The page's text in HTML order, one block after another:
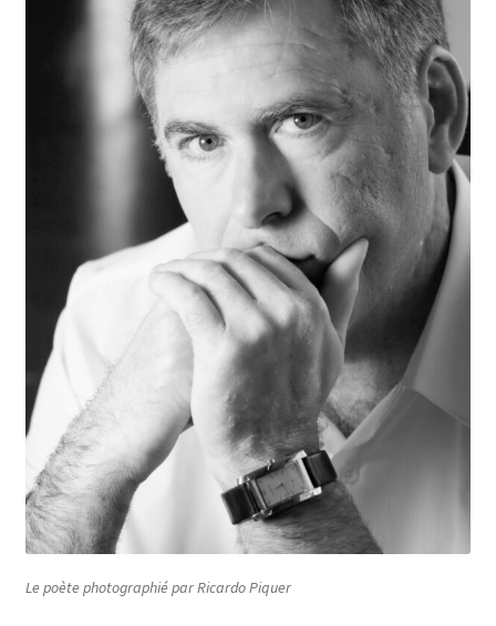
Le poète photographié par Ricardo Piquer